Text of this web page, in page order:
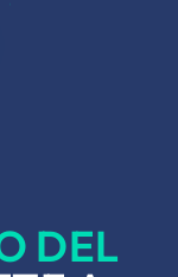
DEL